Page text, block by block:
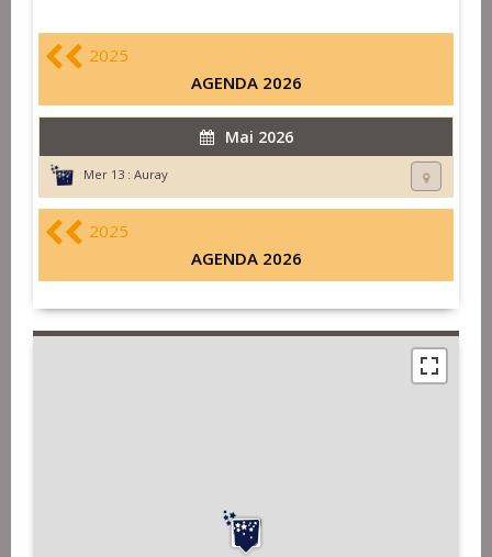
2025
AGENDA 2026
Mai 2026
Mer 13 : Auray
2025
AGENDA 2026